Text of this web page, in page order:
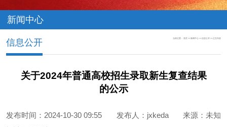
新闻中心
信息公开 当前位置： 首页>> 新闻中心>> 信息公开>> 正文内容
关于2024年普通高校招生录取新生复查结果
的公示
发布时间：2024-10-30 09:55 发布人：jxkeda
来源：未知